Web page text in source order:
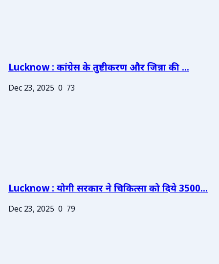
Lucknow : कांग्रेस के तुष्टीकरण और जिन्ना की ...
Dec 23, 2025 0 73
Lucknow : योगी सरकार ने चिकित्सा को दिये 3500...
Dec 23, 2025 0 79